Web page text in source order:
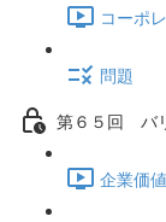
コーポ
問題
第６５回 バ
企業価